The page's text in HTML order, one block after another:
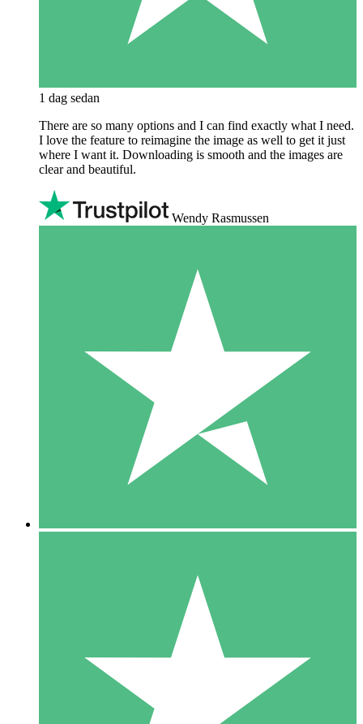
1 dag sedan
There are so many options and I can find exactly what I need.
I love the feature to reimagine the image as well to get it just
where I want it. Downloading is smooth and the images are
clear and beautiful.
Wendy Rasmussen